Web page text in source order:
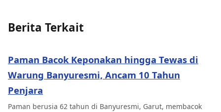
Berita Terkait
Paman Bacok Keponakan hingga Tewas di
Warung Banyuresmi, Ancam 10 Tahun
Penjara
Paman berusia 62 tahun di Banyuresmi, Garut, membacok